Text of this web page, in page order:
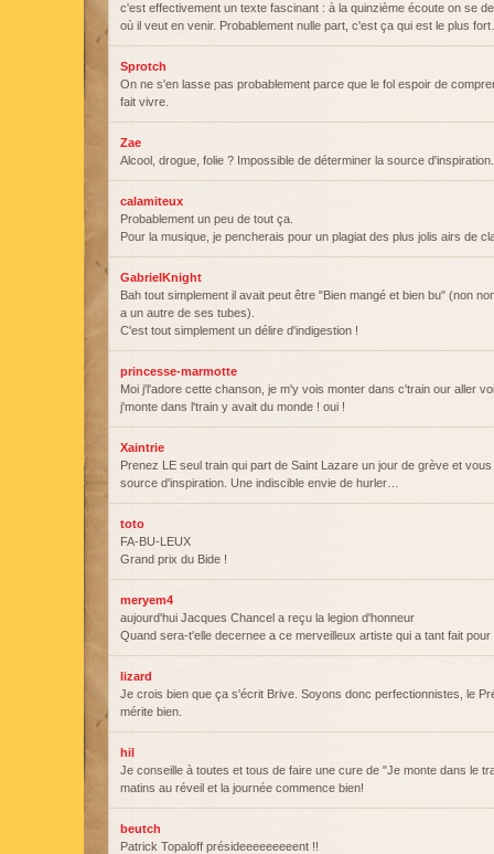
c'est effectivement un texte fascinant : à la quinzième écoute on se
où il veut en venir. Probablement nulle part, c'est ça qui est le plus
Sprotch
On ne s'en lasse pas probablement parce que le fol espoir de
fait vivre.
Zae
Alcool, drogue, folie ? Impossible de déterminer la source d'inspiration.
calamiteux
Probablement un peu de tout ça.
Pour la musique, je pencherais pour un plagiat des plus jolis airs de
GabrielKnight
Bah tout simplement il avait peut être "Bien mangé et bien bu" (non
a un autre de ses tubes).
C'est tout simplement un délire d'indigestion !
princesse-marmotte
Moi j'l'adore cette chanson, je m'y vois monter dans c'train our aller
j'monte dans l'train y avait du monde ! oui !
Xaintrie
Prenez LE seul train qui part de Saint Lazare un jour de grève et
source d'inspiration. Une indiscible envie de hurler…
toto
FA-BU-LEUX
Grand prix du Bide !
meryem4
aujourd'hui Jacques Chancel a reçu la legion d'honneur
Quand sera-t'elle decernee a ce merveilleux artiste qui a tant fait pour
lizard
Je crois bien que ça s'écrit Brive. Soyons donc perfectionnistes, le
mérite bien.
hil
Je conseille à toutes et tous de faire une cure de "Je monte dans le
matins au réveil et la journée commence bien!
beutch
Patrick Topaloff présideeeeeeeeent !!